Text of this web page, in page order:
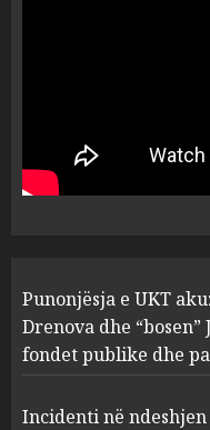
1
2
Punonjësja e UKT
Drenova dhe
fondet publike dhe
Incidenti në